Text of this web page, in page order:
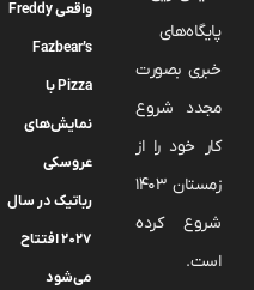
پایگاه‌های
خبری بصورت
مجدد شروع
کار خود را از
زمستان 1403
شروع کرده
است.
واقعی Freddy
Fazbear’s
Pizza با
نمایش‌های
عروسکی
رباتیک در سال
۲۰۲۷ افتتاح
می‌شود